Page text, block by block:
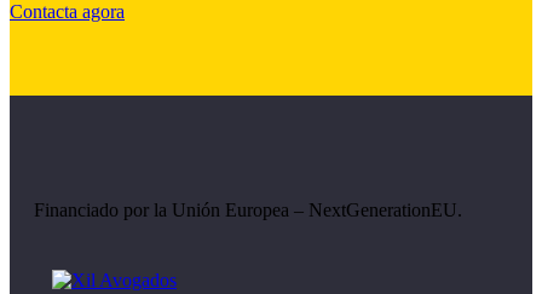
Contacta agora
Financiado por la Unión Europea – NextGenerationEU.